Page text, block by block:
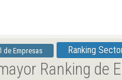
de Empresas Ranking
Ranking de